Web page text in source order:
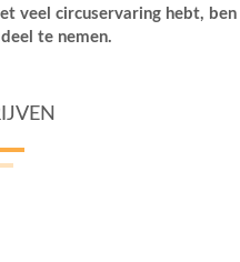
veel circuservaring hebt, ben
te nemen.